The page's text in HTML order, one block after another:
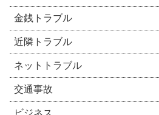
金銭トラブル
近隣トラブル
ネットトラブル
交通事故
ビジネス